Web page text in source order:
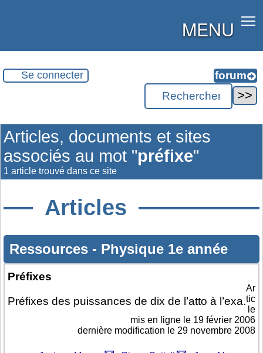
MENU
Se connecter
Articles, documents et sites
associés au mot "préfixe"
1 article trouvé dans ce site
Articles
Ressources - Physique 1e année
Préfixes
Préfixes des puissances de dix de l’atto à l’exa.
Ar
tic
le
mis en ligne le 19 février 2006
dernière modification le 29 novembre 2008